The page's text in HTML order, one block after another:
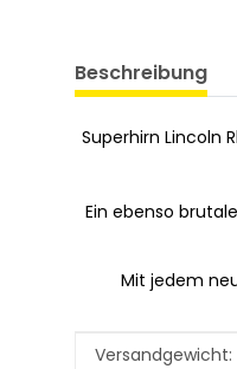
Beschreibung
Superhirn Lincoln
Ein ebenso
Mit jedem
Wert
Versandgewicht: